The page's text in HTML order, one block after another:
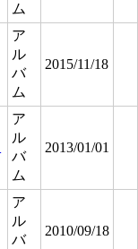
ム
ア
ル
バ
ム
2015/11/18
ア
ル
バ
ム
2013/01/01
ア
ル
バ
2010/09/18